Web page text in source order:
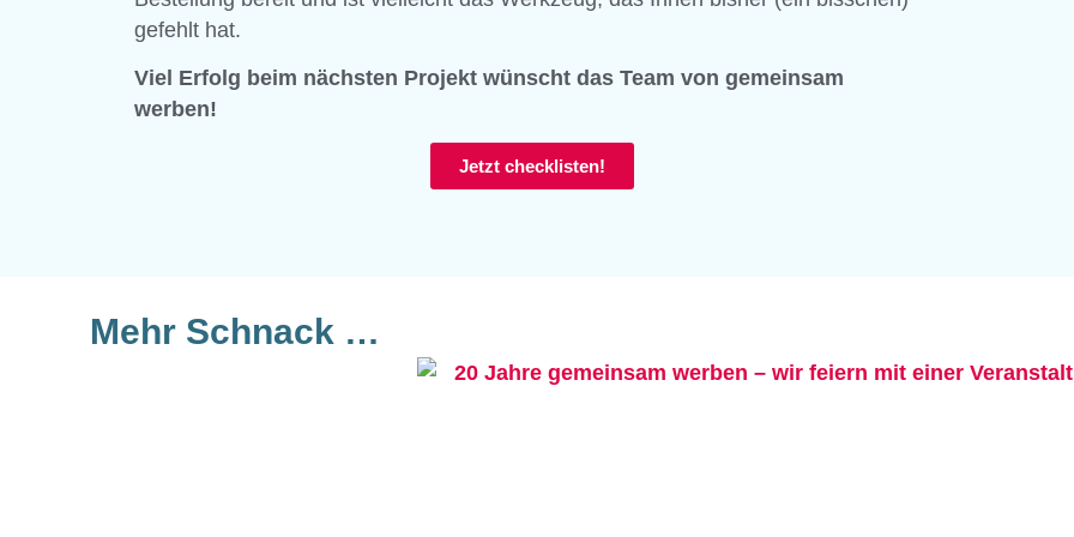
gefehlt hat.
Viel Erfolg beim nächsten Projekt wünscht das Team von gemeinsam
werben!
Jetzt checklisten!
Mehr Schnack …